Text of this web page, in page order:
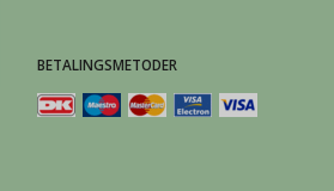
BETALINGSMETODER